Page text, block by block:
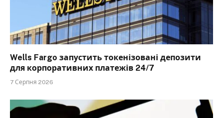
Wells Fargo запустить токенізовані депозити
для корпоративних платежів 24/7
7 Серпня 2026